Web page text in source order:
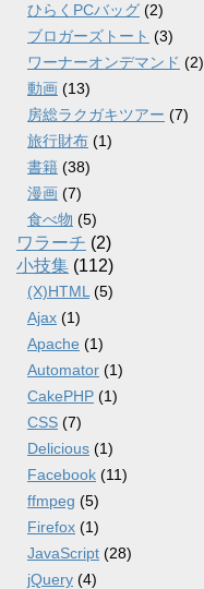
ひらくPCバッグ (2)
ブロガーズトート (3)
ワーナーオンデマンド (2)
動画 (13)
房総ラクガキツアー (7)
旅行財布 (1)
書籍 (38)
漫画 (7)
食べ物 (5)
ワラーチ (2)
小技集 (112)
(X)HTML (5)
Ajax (1)
Apache (1)
Automator (1)
CakePHP (1)
CSS (7)
Delicious (1)
Facebook (11)
ffmpeg (5)
Firefox (1)
JavaScript (28)
jQuery (4)